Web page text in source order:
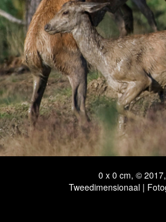
0 x 0 cm, ©
Tweedimensionaal |